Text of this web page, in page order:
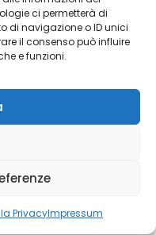
ci permetterà di
di navigazione o ID unici
il consenso può influire
e funzioni.
PrivacyImpressum